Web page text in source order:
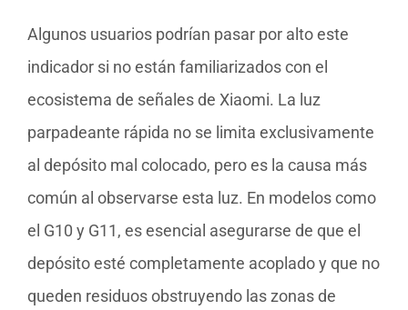
Algunos usuarios podrían pasar por alto este
indicador si no están familiarizados con el
ecosistema de señales de Xiaomi. La luz
parpadeante rápida no se limita exclusivamente
al depósito mal colocado, pero es la causa más
común al observarse esta luz. En modelos como
el G10 y G11, es esencial asegurarse de que el
depósito esté completamente acoplado y que no
queden residuos obstruyendo las zonas de